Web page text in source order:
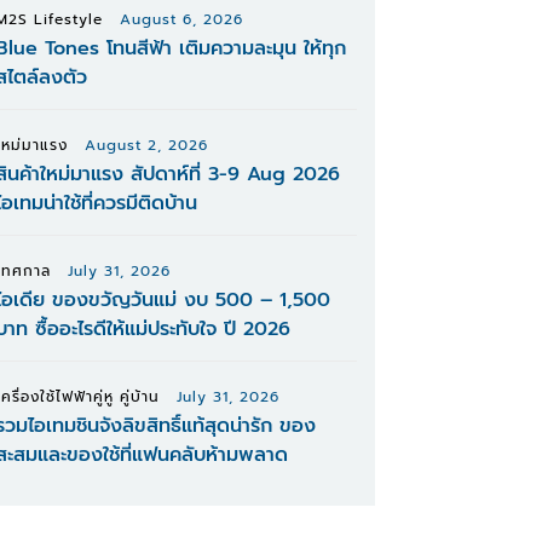
Lifestyle August 6, 2026
Tones โทนสีฟ้า เติมความละมุน ให้ทุก
ไตล์ลงตัว
หม่มาแรง August 2, 2026
นค้าใหม่มาแรง สัปดาห์ที่ 3-9 Aug 2026
อเทมน่าใช้ที่ควรมีติดบ้าน
ทศกาล July 31, 2026
อเดีย ของขวัญวันแม่ งบ 500 – 1,500
าท ซื้ออะไรดีให้แม่ประทับใจ ปี 2026
ครื่องใช้ไฟฟ้าคู่หู คู่บ้าน July 31, 2026
วมไอเทมชินจังลิขสิทธิ์แท้สุดน่ารัก ของ
ะสมและของใช้ที่แฟนคลับห้ามพลาด